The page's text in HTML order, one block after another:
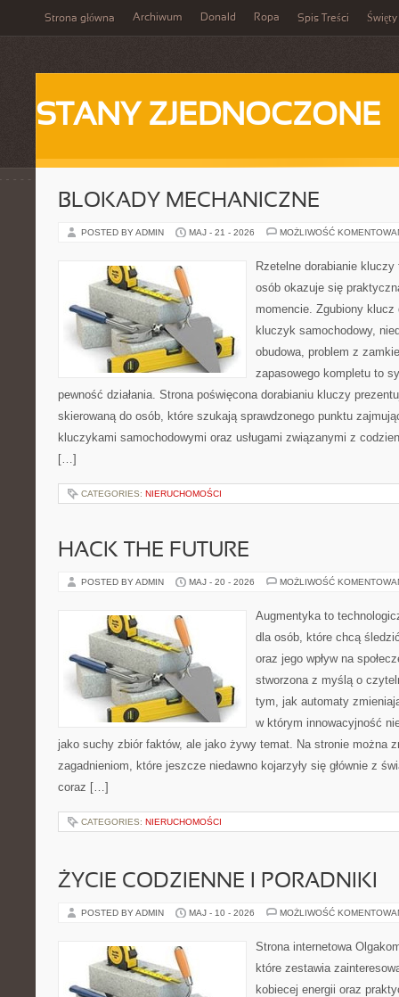
Strona główna Archiwum Donald Ropa Spis Treści Święty
STANY ZJEDNOCZONE
BLOKADY MECHANICZNE
POSTED BY ADMIN MAJ - 21 - 2026 MOŻLIWOŚĆ
Rzetelne dorabianie kluczy
osób okazuje się
momencie. Zgubiony
kluczyk samochodowy,
obudowa, problem z
zapasowego kompletu to
pewność działania. Strona poświęcona dorabianiu kluczy
skierowaną do osób, które szukają sprawdzonego punktu
kluczykami samochodowymi oraz usługami związanymi z
[…]
CATEGORIES: NIERUCHOMOŚCI
HACK THE FUTURE
POSTED BY ADMIN MAJ - 20 - 2026 MOŻLIWOŚĆ
Augmentyka to
dla osób, które chcą
oraz jego wpływ na
stworzona z myślą o
tym, jak automaty
w którym innowacyjność
jako suchy zbiór faktów, ale jako żywy temat. Na stronie można
zagadnieniom, które jeszcze niedawno kojarzyły się głównie z
coraz […]
CATEGORIES: NIERUCHOMOŚCI
ŻYCIE CODZIENNE I PORADNIKI
POSTED BY ADMIN MAJ - 10 - 2026 MOŻLIWOŚĆ
Strona internetowa
które zestawia
kobiecej energii oraz